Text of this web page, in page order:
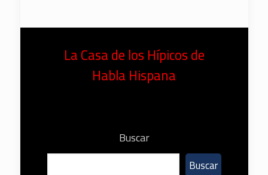
La Casa de los Hípicos de
Habla Hispana
Buscar
Buscar